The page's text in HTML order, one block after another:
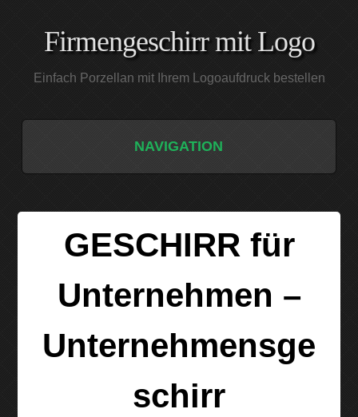
Firmengeschirr mit Logo
Einfach Porzellan mit Ihrem Logoaufdruck bestellen
NAVIGATION
GESCHIRR ITALIANO
HÄUFIG GESTELLTE
GESCHIRR für
Unternehmen –
Unternehmensge
schirr